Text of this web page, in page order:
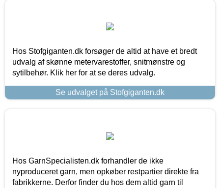
Hos Stofgiganten.dk forsøger de altid at have et bredt
udvalg af skønne metervarestoffer, snitmønstre og
sytilbehør. Klik her for at se deres udvalg.
Se udvalget på Stofgiganten.dk
Hos GarnSpecialisten.dk forhandler de ikke
nyproduceret garn, men opkøber restpartier direkte fra
fabrikkerne. Derfor finder du hos dem altid garn til